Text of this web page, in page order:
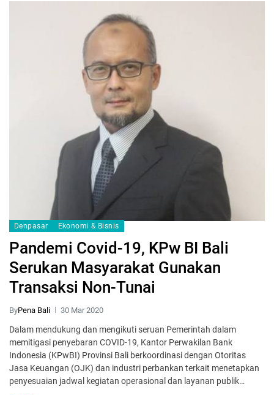
Denpasar Ekonomi & Bisnis
Pandemi Covid-19, KPw BI Bali
Serukan Masyarakat Gunakan
Transaksi Non-Tunai
ByPena Bali 30 Mar 2020
Dalam mendukung dan mengikuti seruan Pemerintah dalam
memitigasi penyebaran COVID-19, Kantor Perwakilan Bank
Indonesia (KPwBI) Provinsi Bali berkoordinasi dengan Otoritas
Jasa Keuangan (OJK) dan industri perbankan terkait menetapkan
penyesuaian jadwal kegiatan operasional dan layanan publik…